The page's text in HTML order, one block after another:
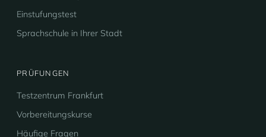
Einstufungstest
Sprachschule in Ihrer Stadt
PRÜFUNGEN
Testzentrum Frankfurt
Vorbereitungskurse
Häufige Fragen